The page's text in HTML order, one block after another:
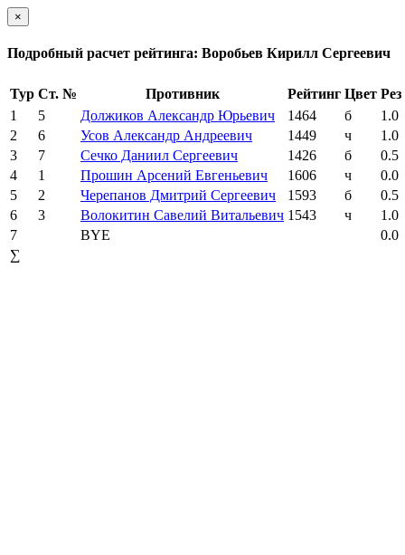
×
Подробный расчет рейтинга: Воробьев Кирилл Сергеевич
Тур Ст. № Противник Рейтинг Цвет Рез
1
5 Должиков Александр Юрьевич 1464 б
1.0
2
6 Усов Александр Андреевич 1449 ч
1.0
3
7 Сечко Даниил Сергеевич 1426 б
0.5
4
1 Прошин Арсений Евгеньевич 1606 ч
0.0
5
2 Черепанов Дмитрий Сергеевич 1593 б
0.5
6
3 Волокитин Савелий Витальевич 1543 ч
1.0
7
BYE
0.0
∑